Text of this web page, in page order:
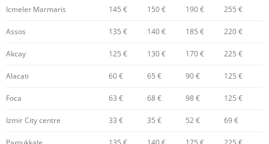
Icmeler Marmaris 145 € 150 € 190 € 255 €
Assos 135 € 140 € 185 € 220 €
Akcay 125 € 130 € 170 € 225 €
Alacati 60 € 65 € 90 € 125 €
Foca 63 € 68 € 98 € 125 €
Izmir City centre 33 € 35 € 52 € 69 €